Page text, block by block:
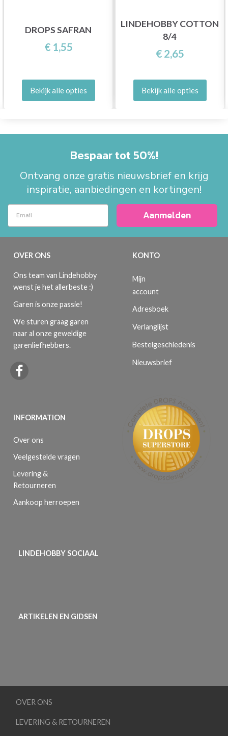
DROPS SAFRAN
€ 1,55
Bekijk alle opties
LINDEHOBBY COTTON
8/4
€ 2,65
Bekijk alle opties
Bespaar tot 50%!
Ontvang onze gratis nieuwsbrief en krijg
inspiratie, aanbiedingen en kortingen!
Aanmelden
OVER ONS
Ons team van Lindehobby
wenst je het allerbeste :)
Garen is onze passie!
We sturen graag garen
naar al onze geweldige
garenliefhebbers.
INFORMATION
Over ons
Veelgestelde vragen
Levering &
Retourneren
Aankoop herroepen
KONTO
Mijn
account
Adresboek
Verlanglijst
Bestelgeschiedenis
Nieuwsbrief
LINDEHOBBY SOCIAAL
ARTIKELEN EN GIDSEN
OVER ONS
LEVERING & RETOURNEREN